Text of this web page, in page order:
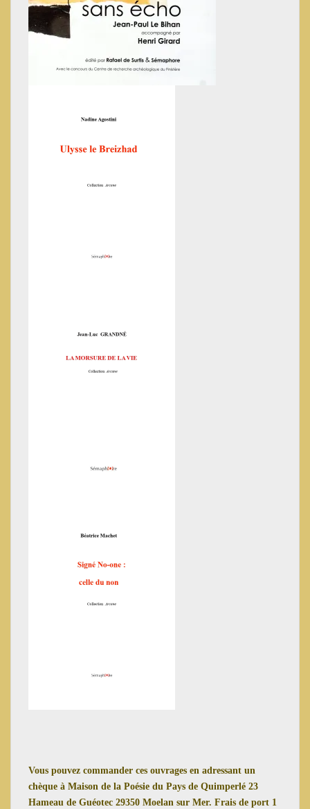
Vous pouvez commander ces ouvrages en adressant un
chèque à Maison de la Poésie du Pays de Quimperlé 23
Hameau de Guéotec 29350 Moelan sur Mer. Frais de port 1